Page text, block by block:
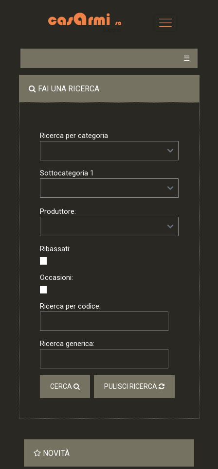
☰
FAI UNA RICERCA
Ricerca per categoria
Sottocategoria 1
Produttore:
Ribassati:
Occasioni:
Ricerca per codice:
Ricerca generica:
CERCA PULISCI RICERCA
NOVITÀ